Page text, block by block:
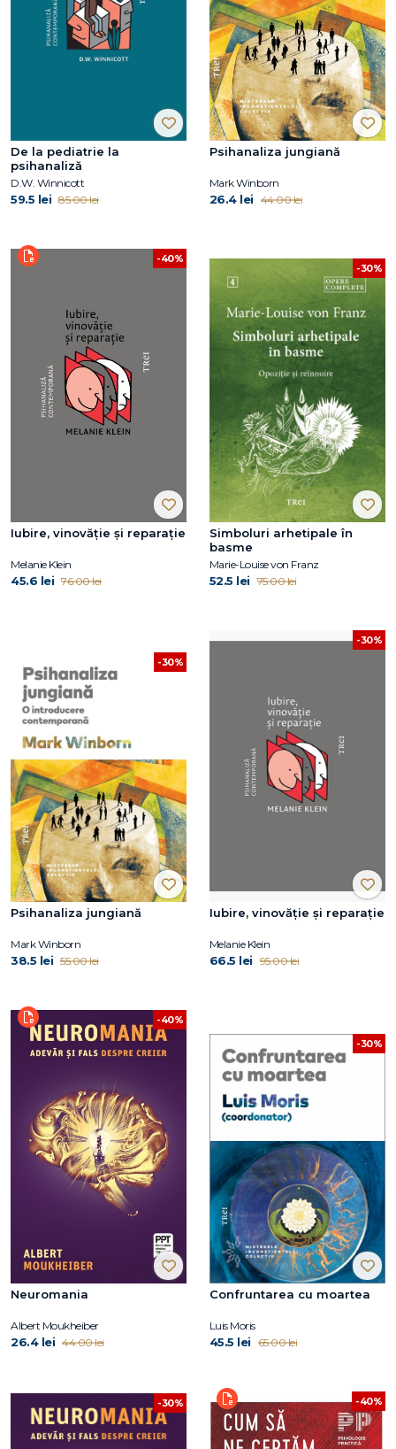
De la pediatrie la
psihanaliză
D.W. Winnicott
59.5 lei 85.00 lei
Psihanaliza jungiană
Mark Winborn
26.4 lei 44.00 lei
-40%
Iubire, vinovăție și reparație
Melanie Klein
45.6 lei 76.00 lei
-30%
Simboluri arhetipale în
basme
Marie-Louise von Franz
52.5 lei 75.00 lei
-30%
Psihanaliza jungiană
Mark Winborn
38.5 lei 55.00 lei
-30%
Iubire, vinovăție și reparație
Melanie Klein
66.5 lei 95.00 lei
-40%
Neuromania
Albert Moukheiber
26.4 lei 44.00 lei
-30%
Confruntarea cu moartea
Luis Moris
45.5 lei 65.00 lei
-30% -40%